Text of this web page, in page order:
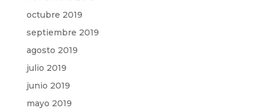
octubre 2019
septiembre 2019
agosto 2019
julio 2019
junio 2019
mayo 2019